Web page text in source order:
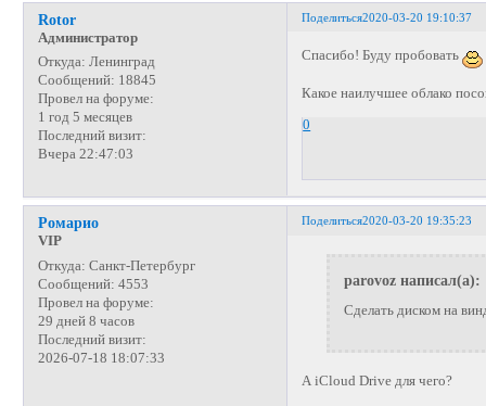
Поделиться2020-03-20 19:10:37
Rotor
Администратор
Откуда: Ленинград
Сообщений: 18845
Провел на форуме:
1 год 5 месяцев
Последний визит:
Вчера 22:47:03
Спасибо! Буду пробовать
Какое наилучшее облако
0
Поделиться2020-03-20 19:35:23
Ромарио
VIP
Откуда: Санкт-Петербург
Сообщений: 4553
Провел на форуме:
29 дней 8 часов
Последний визит:
2026-07-18 18:07:33
parovoz написал(а):
Сделать диском на
А iCloud Drive для чего?